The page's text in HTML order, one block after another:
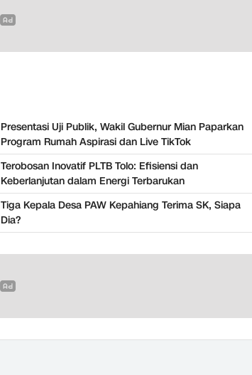
Presentasi Uji Publik, Wakil Gubernur Mian Paparkan
Program Rumah Aspirasi dan Live TikTok
Terobosan Inovatif PLTB Tolo: Efisiensi dan
Keberlanjutan dalam Energi Terbarukan
Tiga Kepala Desa PAW Kepahiang Terima SK, Siapa
Dia?